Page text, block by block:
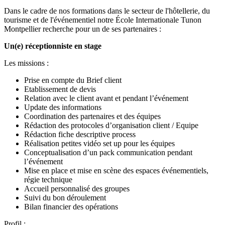
Dans le cadre de nos formations dans le secteur de l'hôtellerie, du
tourisme et de l'événementiel notre École Internationale Tunon
Montpellier recherche pour un de ses partenaires :
Un(e) réceptionniste en stage
Les missions :
Prise en compte du Brief client
Etablissement de devis
Relation avec le client avant et pendant l’événement
Update des informations
Coordination des partenaires et des équipes
Rédaction des protocoles d’organisation client / Equipe
Rédaction fiche descriptive process
Réalisation petites vidéo set up pour les équipes
Conceptualisation d’un pack communication pendant
l’événement
Mise en place et mise en scène des espaces événementiels,
régie technique
Accueil personnalisé des groupes
Suivi du bon déroulement
Bilan financier des opérations